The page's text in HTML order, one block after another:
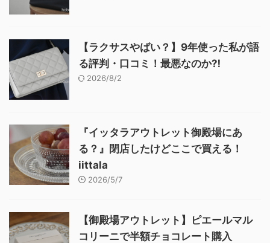
【ラクサスやばい？】9年使った私が語
る評判・口コミ！最悪なのか⁈
2026/8/2
『イッタラアウトレット御殿場にあ
る？』閉店したけどここで買える！
iittala
2026/5/7
【御殿場アウトレット】ピエールマル
コリーニで半額チョコレート購入